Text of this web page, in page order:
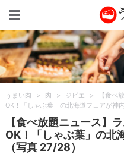
うまい肉 > 肉 > ジビエ >
【食べ
OK！「しゃぶ葉」の北海道フェアが神
【食べ放題ニュース】
OK！「しゃぶ葉」の北
（写真 27/28）